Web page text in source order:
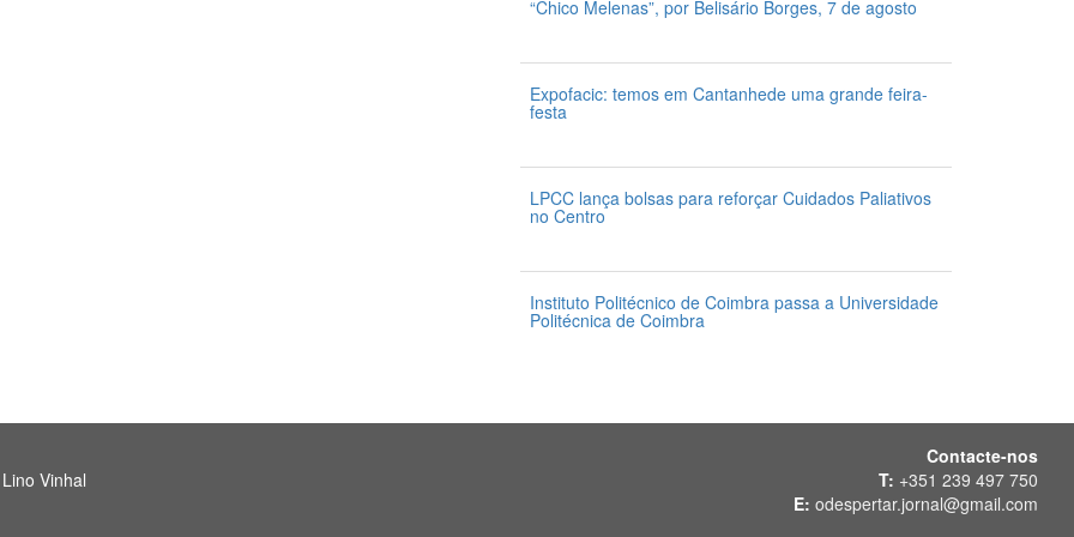
“Chico Melenas”, por Belisário Borges, 7 de agosto
Expofacic: temos em Cantanhede uma grande feira-
festa
LPCC lança bolsas para reforçar Cuidados Paliativos
no Centro
Instituto Politécnico de Coimbra passa a Universidade
Politécnica de Coimbra
Vinhal
Contacte-nos
T: +351 239 497 750
E: odespertar.jornal@gmail.com